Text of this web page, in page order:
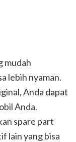
mudah
lebih nyaman.
Anda dapat
Anda.
spare part
lain yang bisa